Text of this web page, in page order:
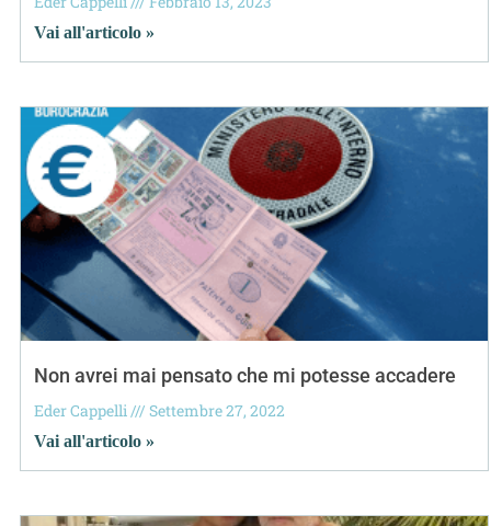
Vai all'articolo »
Non avrei mai pensato che mi potesse accadere
Eder Cappelli Settembre 27, 2022
Vai all'articolo »